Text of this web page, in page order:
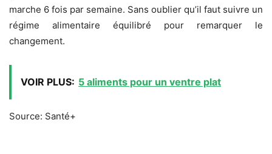
marche 6 fois par semaine. Sans oublier qu’il faut suivre un
régime alimentaire équilibré pour remarquer le
changement.
VOIR PLUS: 5 aliments pour un ventre plat
Source: Santé+